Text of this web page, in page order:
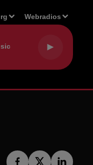
Webradios